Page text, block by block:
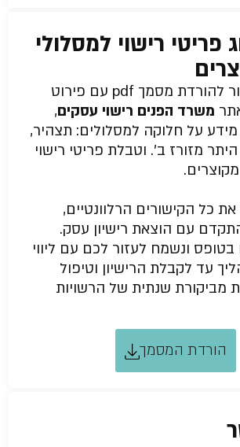
פריטי רישוי למסלולי
לנוחותכם, קישור להורדת מסמך pdf עם פירוט
משרד הפנים רישוי עסקים,
על חלוקה למסלולים: תצהיר,
מזורז ב’. וטבלת פריטי רישוי
כל הקישורים הרלוונטיים,
עם הוצאת רישיון עסק.
ונשמח לעזור לכם עם ליווי
עד לקבלת הרישיון וטיפול
מביקורת שנתית של הרשויות
הורדת המסמך